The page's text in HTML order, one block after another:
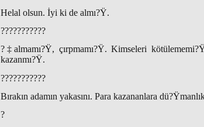
Helal olsun. İyi ki de almı?Ÿ.
???????????
?‡almamı?Ÿ, çırpmamı?Ÿ. Kimseleri
kazanmı?Ÿ.
???????????
Bırakın adamın yakasını. Para kazananlara
?